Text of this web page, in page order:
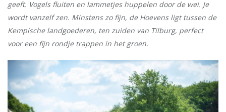
geeft. Vogels fluiten en lammetjes huppelen door de wei. Je
wordt vanzelf zen. Minstens zo fijn, de Hoevens ligt tussen de
Kempische landgoederen, ten zuiden van Tilburg, perfect
voor een fijn rondje trappen in het groen.